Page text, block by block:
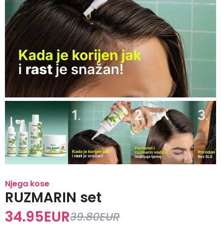
Njega kose
RUZMARIN set
34.95EUR39.80EUR